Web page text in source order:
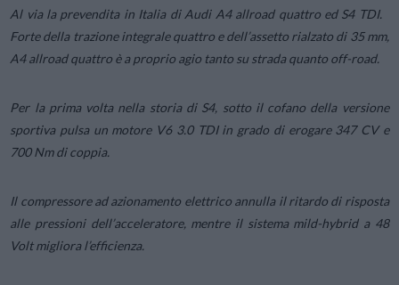
Al via la prevendita in Italia di Audi A4 allroad quattro ed S4 TDI.
Forte della trazione integrale quattro e dell’assetto rialzato di 35 mm,
A4 allroad quattro è a proprio agio tanto su strada quanto off-road.
Per la prima volta nella storia di S4, sotto il cofano della versione
sportiva pulsa un motore V6 3.0 TDI in grado di erogare 347 CV e
700 Nm di coppia.
Il compressore ad azionamento elettrico annulla il ritardo di risposta
alle pressioni dell’acceleratore, mentre il sistema mild-hybrid a 48
Volt migliora l’efficienza.